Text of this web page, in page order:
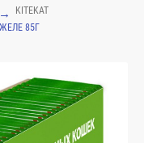
KITEKAT
85Г